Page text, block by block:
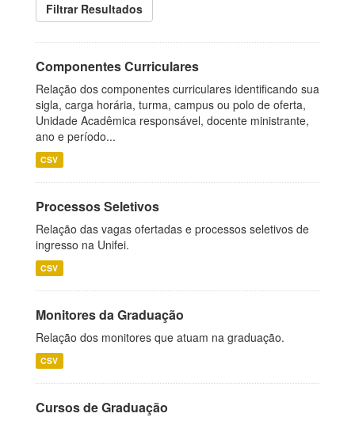
Filtrar Resultados
Componentes Curriculares
Relação dos componentes curriculares identificando sua
sigla, carga horária, turma, campus ou polo de oferta,
Unidade Acadêmica responsável, docente ministrante,
ano e período...
CSV
Processos Seletivos
Relação das vagas ofertadas e processos seletivos de
ingresso na Unifei.
CSV
Monitores da Graduação
Relação dos monitores que atuam na graduação.
CSV
Cursos de Graduação